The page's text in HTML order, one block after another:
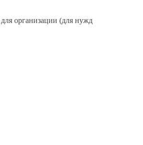
организации (для нужд